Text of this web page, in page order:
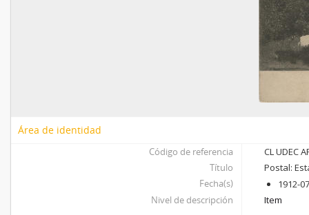
Área de identidad
Código de referencia
CL UDEC
Título
Postal:
Fecha(s)
1912-
Nivel de descripción
Item